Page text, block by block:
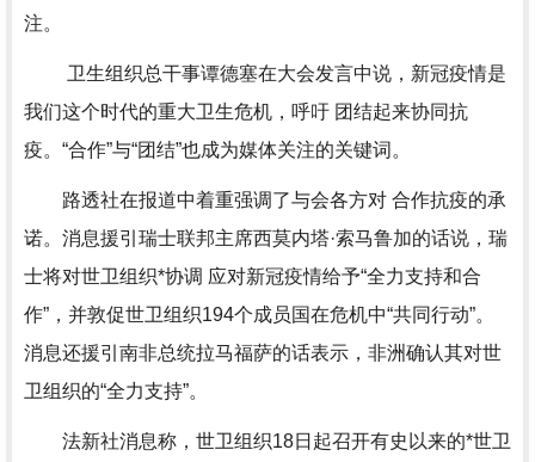
注。
卫生组织总干事谭德塞在大会发言中说，新冠疫情是
我们这个时代的重大卫生危机，呼吁 团结起来协同抗
疫。“合作”与“团结”也成为媒体关注的关键词。
路透社在报道中着重强调了与会各方对 合作抗疫的承
诺。消息援引瑞士联邦主席西莫内塔·索马鲁加的话说，瑞
士将对世卫组织*协调 应对新冠疫情给予“全力支持和合
作”，并敦促世卫组织194个成员国在危机中“共同行动”。
消息还援引南非总统拉马福萨的话表示，非洲确认其对世
卫组织的“全力支持”。
法新社消息称，世卫组织18日起召开有史以来的*世卫